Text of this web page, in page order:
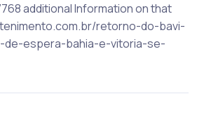
additional Information on that
retorno-do-bavi-
de-espera-bahia-e-vitoria-se-